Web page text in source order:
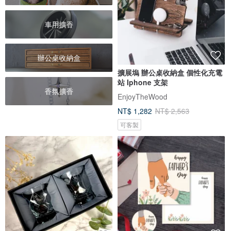
車用擴香
辦公桌收納盒
香氛擴香
擴展塢 辦公桌收納盒 個性化充電
站 Iphone 支架
EnjoyTheWood
NT$ 1,282 NT$ 2,563
可客製